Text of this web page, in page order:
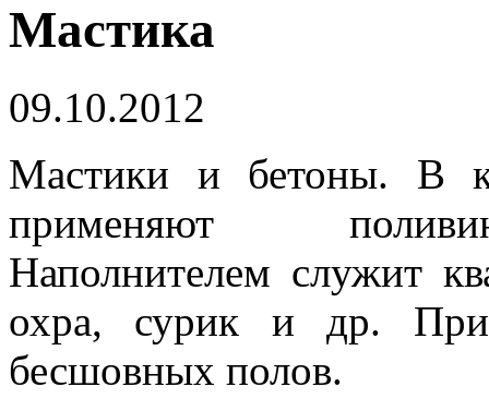
Мастика
09.10.2012
Мастики и бетоны. В
применяют
Наполнителем служит
охра, сурик и др.
бесшовных полов.